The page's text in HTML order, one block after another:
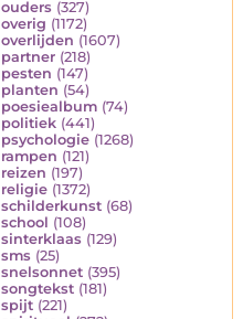
ouders (327)
overig (1172)
overlijden (1607)
partner (218)
pesten (147)
planten (54)
poesiealbum (74)
politiek (441)
psychologie (1268)
rampen (121)
reizen (197)
religie (1372)
schilderkunst (68)
school (108)
sinterklaas (129)
sms (25)
snelsonnet (395)
songtekst (181)
spijt (221)